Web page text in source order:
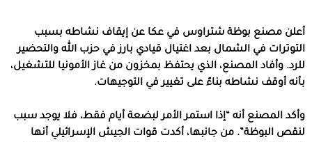
أعلن مصنع بوظة شتراوس في عكا عن إيقاف نشاطه بسبب
التوترات في الشمال بعد اغتيال قيادي بارز في حزب الله والتحضير
للرد. وأفاد المصنع، الذي يحتفظ بمخزون من غاز الأمونيا للتشغيل،
بأنه أوقف نشاطه بناءً على تغيير في التوجيهات.
وأكد المصنع أنه “إذا استمر الأمر لبضعة أيام فقط، فلا يوجد سبب
لنقص البوظة”. من جانبها، أكدت قوات الجيش الإسرائيلي أنها